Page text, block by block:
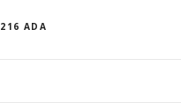
216 ADA